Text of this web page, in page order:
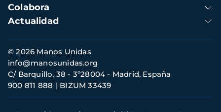
Colabora
Actualidad
Información
de
contacto
© 2026 Manos Unidas
C/ Barquillo, 38 - 3º28004 - Madrid, España
900 811 888
BIZUM 33439
info@manosunidas.org